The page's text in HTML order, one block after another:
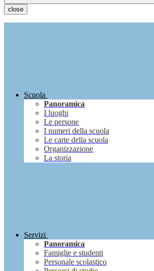
close
Scuola
Panoramica
I luoghi
Le persone
I numeri della scuola
Le carte della scuola
Organizzazione
La storia
Servizi
Panoramica
Famiglie e studenti
Personale scolastico